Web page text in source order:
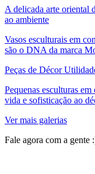
A delicada arte oriental
ao ambiente
Vasos esculturais em
são o DNA da marca
Peças de Décor
Pequenas esculturas
vida e sofisticação ao
Ver mais galerias
Fale agora com a gente